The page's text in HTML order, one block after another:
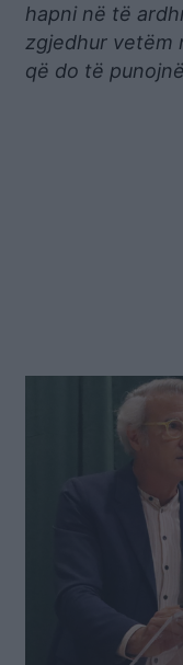
hapni në të
zgjedhur vetëm
që do të